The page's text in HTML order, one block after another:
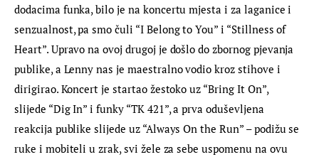
dodacima funka, bilo je na koncertu mjesta i za laganice i
senzualnost, pa smo čuli “I Belong to You” i “Stillness of
Heart”. Upravo na ovoj drugoj je došlo do zbornog pjevanja
publike, a Lenny nas je maestralno vodio kroz stihove i
dirigirao. Koncert je startao žestoko uz “Bring It On”,
slijede “Dig In” i funky “TK 421”, a prva oduševljena
reakcija publike slijede uz “Always On the Run” – podižu se
ruke i mobiteli u zrak, svi žele za sebe uspomenu na ovu